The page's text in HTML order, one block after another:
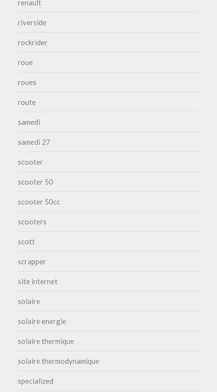
renault
riverside
rockrider
roue
roues
route
samedi
samedi 27
scooter
scooter 50
scooter 50cc
scooters
scott
scrapper
site internet
solaire
solaire energie
solaire thermique
solaire thermodynamique
specialized